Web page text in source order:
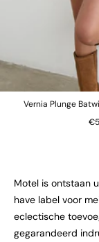
Vernia Plunge
Motel is ontstaan
have label voor
eclectische
gegarandeerd